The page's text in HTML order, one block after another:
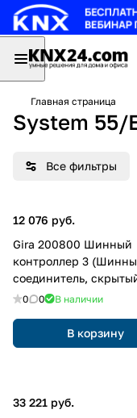
Главная страница
System 55/
Все фильтры
12 076 руб.
Gira 200800 Шинный
контроллер 3
соединитель,
монтаж KNX/EIB)
0 0 В наличии
В корзину
33 221 руб.